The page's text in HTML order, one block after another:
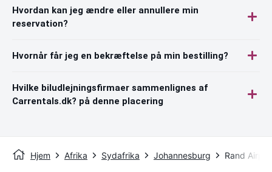
Hvordan kan jeg ændre eller annullere min
reservation?
Hvornår får jeg en bekræftelse på min bestilling?
Hvilke biludlejningsfirmaer sammenlignes af
Carrentals.dk? på denne placering
Hjem Afrika Sydafrika Johannesburg Rand